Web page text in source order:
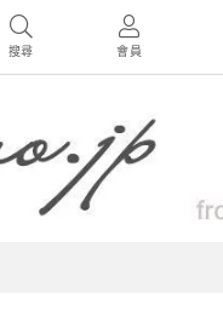
搜尋 會員